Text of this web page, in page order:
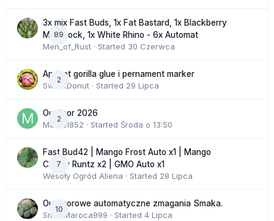
89
3x mix Fast Buds, 1x Fat Bastard, 1x Blackberry
Moonrock, 1x White Rhino - 6x Automat
Men_of_Rust · Started 30 Czerwca
2
Apricot gorilla glue i pernament marker
SweetDonut · Started 29 Lipca
2
Outdoor 2026
Marcel852 · Started Środa o 13:50
7
Fast Bud42 | Mango Frost Auto x1 | Mango
Cherry Runtz x2 | GMO Auto x1
Wesoły Ogród Aliena · Started 28 Lipca
10
Outdoorowe automatyczne zmagania Smaka.
SmakMaroca999 · Started 4 Lipca